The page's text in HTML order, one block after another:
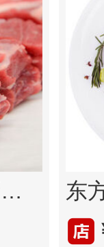
东方万旗内蒙古新鲜牛肉2000g速冻带骨牛排 带骨牛肉牛肋排包邮